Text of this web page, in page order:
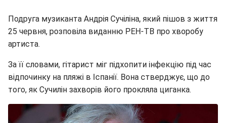
Подруга музиканта Андрія Сучіліна, який пішов з життя
25 червня, розповіла виданню РЕН-ТВ про хворобу
артиста.
За її словами, гітарист міг підхопити інфекцію під час
відпочинку на пляжі в Іспанії. Вона стверджує, що до
того, як Сучилін захворів його прокляла циганка.